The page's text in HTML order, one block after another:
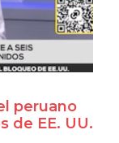
peruano
de EE. UU.